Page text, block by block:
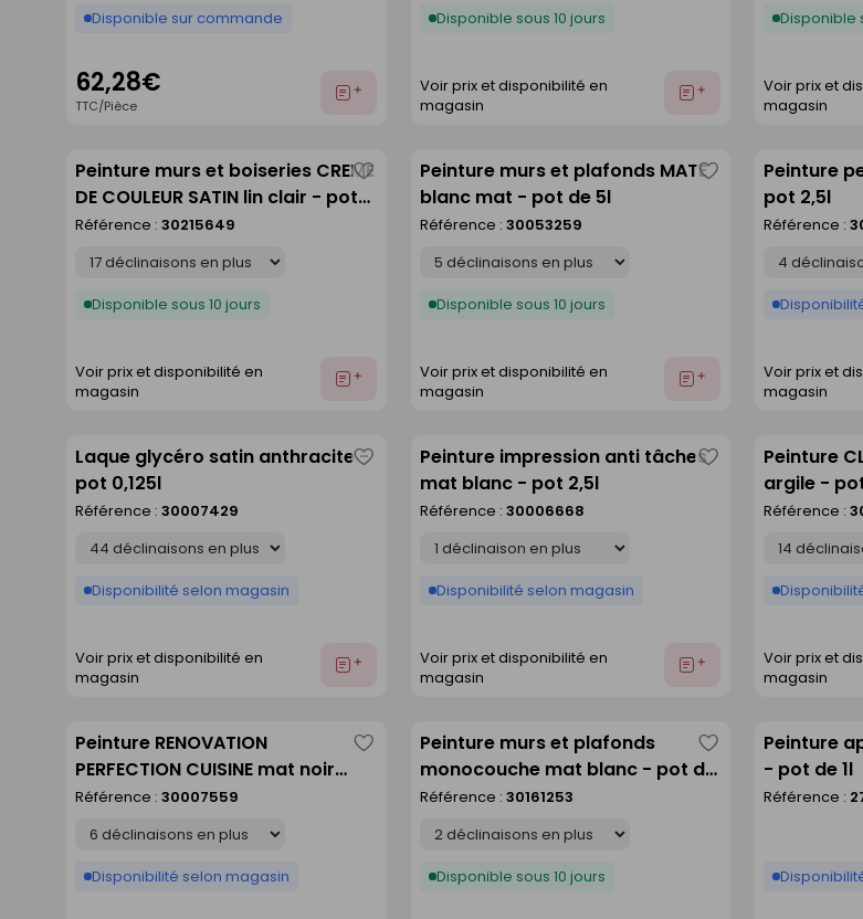
Disponible sur commande
62,28€
TTC/Pièce
Ajouter
Disponible sous 10 jours
Voir prix et disponibilité en
magasin
Ajouter
Disponible
Voir prix et
magasin
Peinture murs et boiseries CREME
DE COULEUR SATIN lin clair - pot
de 2,5l
Référence : 30215649
Disponible sous 10 jours
Voir prix et disponibilité en
magasin
Ajouter
Enregistrer
comme
Peinture murs et plafonds MATE
blanc mat - pot de 5l
Référence : 30053259
Disponible sous 10 jours
Voir prix et disponibilité en
magasin
Ajouter
Enregistrer
comme
Peinture
pot 2,5l
Référence :
Voir prix et
magasin
Laque glycéro satin anthracite -
pot 0,125l
Référence : 30007429
Disponibilité selon magasin
Voir prix et disponibilité en
magasin
Ajouter
Enregistrer
comme
Peinture impression anti tâches
mat blanc - pot 2,5l
Référence : 30006668
Disponibilité selon magasin
Voir prix et disponibilité en
magasin
Ajouter
Enregistrer
comme
Peinture
argile -
Référence :
Voir prix et
magasin
Peinture RENOVATION
PERFECTION CUISINE mat noir
smoky - pot de 2l
Référence : 30007559
Disponibilité selon magasin
Enregistrer
comme
Peinture murs et plafonds
monocouche mat blanc - pot de
2,5l
Référence : 30161253
Disponible sous 10 jours
Enregistrer
comme
Peinture
- pot de 1l
Référence :